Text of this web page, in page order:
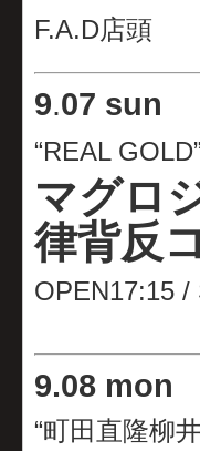
F.A.D店頭
9.07 sun
“REAL GOLD”
マグロ
律背反
OPEN17:15
9.08 mon
“町田直隆柳